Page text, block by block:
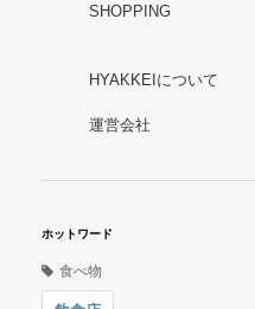
SHOPPING
HYAKKEIについて
運営会社
ホットワード
食べ物